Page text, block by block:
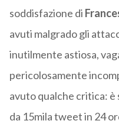
soddisfazione di
avuti malgrado gli
inutilmente astiosa,
pericolosamente
avuto qualche critica:
da 15mila tweet in 24